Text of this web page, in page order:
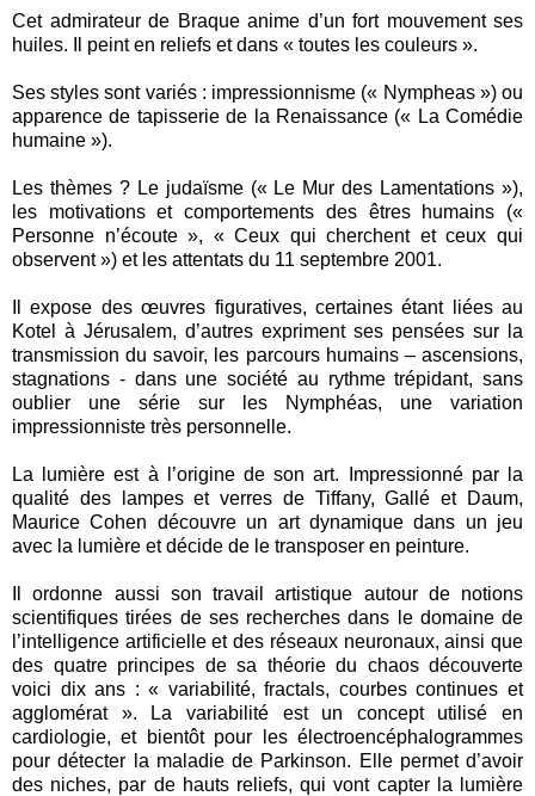
Cet admirateur de Braque anime d’un fort mouvement ses
huiles. Il peint en reliefs et dans « toutes les couleurs ».
Ses styles sont variés : impressionnisme (« Nympheas ») ou
apparence de tapisserie de la Renaissance (« La Comédie
humaine »).
Les thèmes ? Le judaïsme (« Le Mur des Lamentations »),
les motivations et comportements des êtres humains («
Personne n’écoute », « Ceux qui cherchent et ceux qui
observent ») et les attentats du 11 septembre 2001.
Il expose des œuvres figuratives, certaines étant liées au
Kotel à Jérusalem, d’autres expriment ses pensées sur la
transmission du savoir, les parcours humains – ascensions,
stagnations - dans une société au rythme trépidant, sans
oublier une série sur les Nymphéas, une variation
impressionniste très personnelle.
La lumière est à l’origine de son art. Impressionné par la
qualité des lampes et verres de Tiffany, Gallé et Daum,
Maurice Cohen découvre un art dynamique dans un jeu
avec la lumière et décide de le transposer en peinture.
Il ordonne aussi son travail artistique autour de notions
scientifiques tirées de ses recherches dans le domaine de
l’intelligence artificielle et des réseaux neuronaux, ainsi que
des quatre principes de sa théorie du chaos découverte
voici dix ans : « variabilité, fractals, courbes continues et
agglomérat ». La variabilité est un concept utilisé en
cardiologie, et bientôt pour les électroencéphalogrammes
pour détecter la maladie de Parkinson. Elle permet d’avoir
des niches, par de hauts reliefs, qui vont capter la lumière